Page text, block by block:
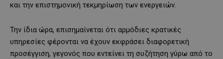
και την επιστημονική τεκμηρίωση των ενεργειών.
Την ίδια ώρα, επισημαίνεται ότι αρμόδιες κρατικές
υπηρεσίες φέρονται να έχουν εκφράσει διαφορετική
προσέγγιση, γεγονός που εντείνει τη συζήτηση γύρω από το